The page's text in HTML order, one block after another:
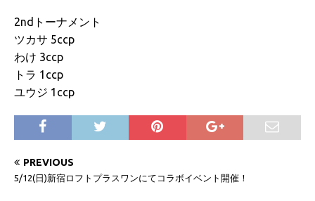
2ndトーナメント
ツカサ 5ccp
わけ 3ccp
トラ 1ccp
ユウジ 1ccp
PREVIOUS
5/12(日)新宿ロフトプラスワンにてコラボイベント開催！